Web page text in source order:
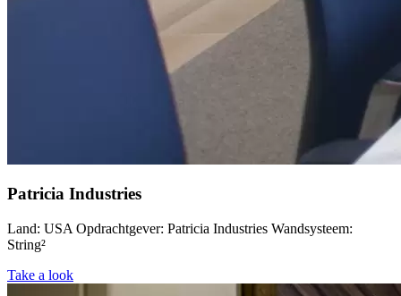
Patricia Industries
Land: USA Opdrachtgever: Patricia Industries Wandsysteem:
String²
Take a look